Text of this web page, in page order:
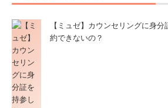
【ミュゼ】カウンセリングに身
約できないの？